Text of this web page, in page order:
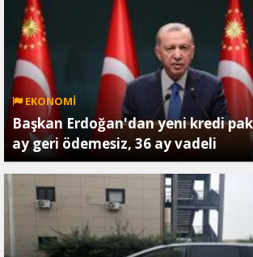
EKONOMİ
Başkan Erdoğan'dan yeni kredi
ay geri ödemesiz, 36 ay vadeli